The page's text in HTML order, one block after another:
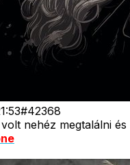
#42368
nehéz megtalálni